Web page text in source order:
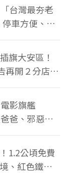
台灣最夯老
車方便、特
旗大安區！
再開２分店、
影旗艦
爸、邪惡正
1.2公頃免費
、紅色鐵橋